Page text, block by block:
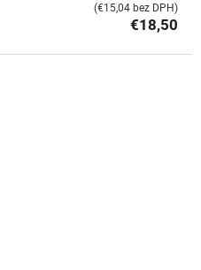
€18,50
(€15,04 bez DPH)